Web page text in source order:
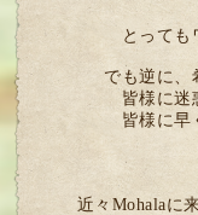
とっても
でも逆に、
皆様に迷
皆様に早
近々Mohalaに